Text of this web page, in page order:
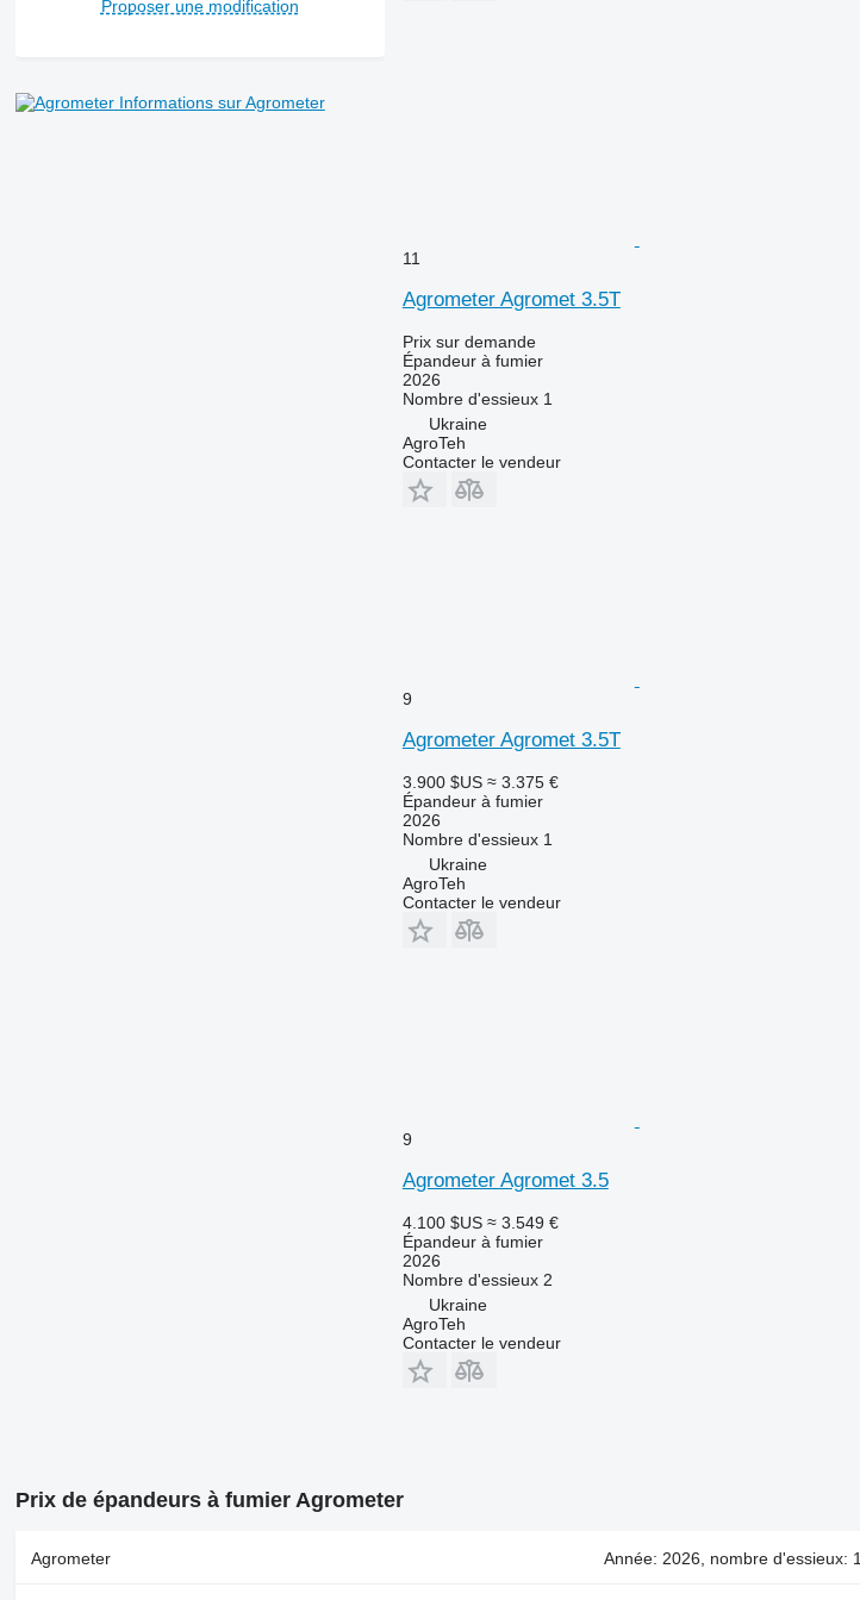
Proposer une modification
Informations sur Agrometer
11
Agrometer Agromet 3.5T
Prix sur demande
Épandeur à fumier
2026
Nombre d'essieux 1
Ukraine
AgroTeh
Contacter le vendeur
9
Agrometer Agromet 3.5T
3.900 $US ≈ 3.375 €
Épandeur à fumier
2026
Nombre d'essieux 1
Ukraine
AgroTeh
Contacter le vendeur
9
Agrometer Agromet 3.5
4.100 $US ≈ 3.549 €
Épandeur à fumier
2026
Nombre d'essieux 2
Ukraine
AgroTeh
Contacter le vendeur
Prix de épandeurs à fumier Agrometer
Agrometer Année: 2026, nombre d'essieux: 1